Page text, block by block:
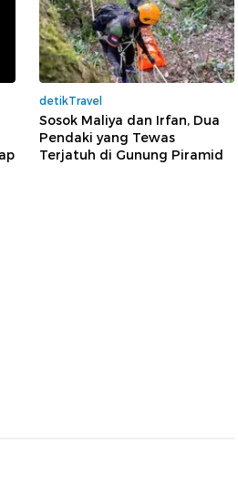
detikTravel
Sosok Maliya dan Irfan, Dua
Pendaki yang Tewas
Terjatuh di Gunung Piramid